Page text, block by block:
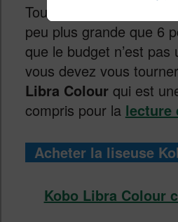
Tout d’abord, s’il vous
peu plus grande que 6
que le budget n’est pas
vous devez vous
Libra Colourqui est
compris pour la lecture
Acheter la liseuse
Kobo Libra Colour